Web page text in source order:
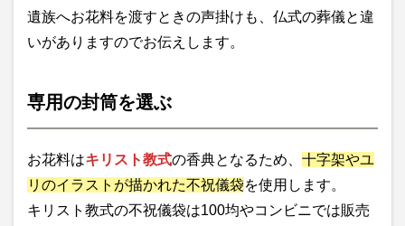
遺族へお花料を渡すときの声掛けも、仏式の葬儀と違
いがありますのでお伝えします。
専用の封筒を選ぶ
お花料はキリスト教式の香典となるため、 十字架やユ
リのイラストが描かれた不祝儀袋を使用します。
キリスト教式の不祝儀袋は100均やコンビニでは販売